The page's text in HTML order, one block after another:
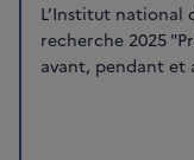
L’Institut national
recherche 2025
avant, pendant et